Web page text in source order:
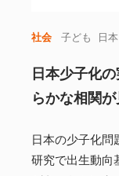
社会 子ども 日本
日本少子化
らかな相関が
日本の少子化
研究で出生動向